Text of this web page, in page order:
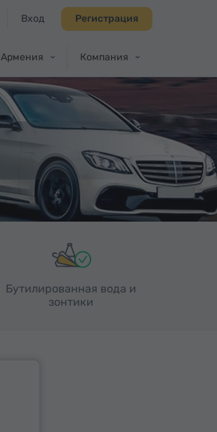
Вход Регистрация
Армения Компания
Бутилированная вода и
зонтики